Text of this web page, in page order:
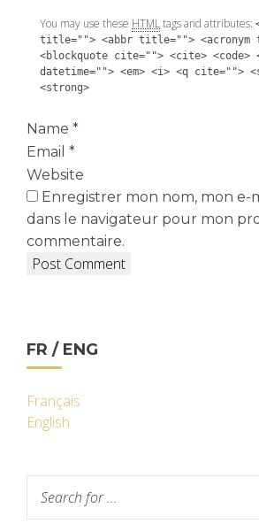
You may use these HTMLtags and attributes:
title=""> <abbr title=""> <acronym
<blockquote cite=""> <cite> <code>
datetime=""> <em> <i> <q cite="">
<strong>
Name *
Email *
Website
Enregistrer mon nom, mon e-
dans le navigateur pour mon
commentaire.
FR / ENG
Français
English